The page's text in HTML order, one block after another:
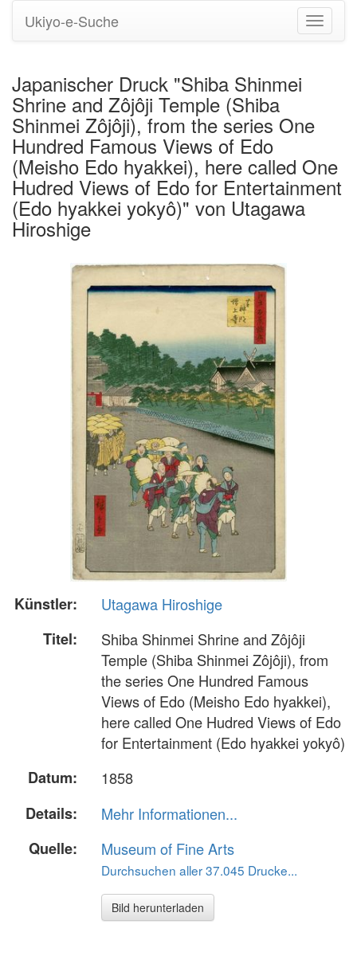
Ukiyo-e-Suche
Japanischer Druck "Shiba Shinmei
Shrine and Zôjôji Temple (Shiba
Shinmei Zôjôji), from the series One
Hundred Famous Views of Edo
(Meisho Edo hyakkei), here called One
Hudred Views of Edo for Entertainment
(Edo hyakkei yokyô)" von Utagawa
Hiroshige
Künstler:
Utagawa Hiroshige
Titel:
Shiba Shinmei Shrine and Zôjôji
Temple (Shiba Shinmei Zôjôji), from
the series One Hundred Famous
Views of Edo (Meisho Edo hyakkei),
here called One Hudred Views of Edo
for Entertainment (Edo hyakkei yokyô)
Datum:
1858
Details:
Mehr Informationen...
Quelle:
Museum of Fine Arts
Durchsuchen aller 37.045 Drucke...
Bild herunterladen